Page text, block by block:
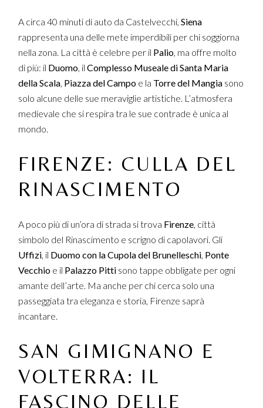
A circa 40 minuti di auto da Castelvecchi,Siena
rappresenta una delle mete imperdibili per chi soggiorna
nella zona. La città è celebre per il Palio , ma offre molto
di più: il Duomo , ilComplesso Museale di Santa Maria
della Scala Piazza del Campo e la Torre del Mangia sono
solo alcune delle sue meraviglie artistiche. L’atmosfera
medievale che si respira tra le sue contrade è unica al
mondo.
FIRENZE: CULLA DEL
RINASCIMENTO
A poco più di un’ora di strada si trova Firenze , città
simbolo del Rinascimento e scrigno di capolavori. Gli
Uffizi , il Duomo con la Cupola del Brunelleschi Ponte
Vecchio e il Palazzo Pitti sono tappe obbligate per ogni
amante dell’arte. Ma anche per chi cerca solo una
passeggiata tra eleganza e storia, Firenze saprà
incantare.
SAN GIMIGNANO E
VOLTERRA: IL
FASCINO DELLE